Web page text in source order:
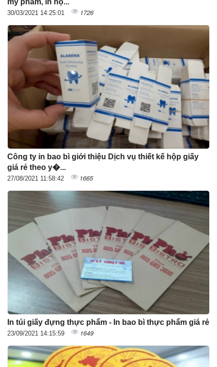
mỹ phẩm, in hộ...
30/03/2021 14:25:01 1726
Công ty in bao bì giới thiệu Dịch vụ thiết kế hộp giấy
giá rẻ theo y�...
27/08/2021 11:58:42 1665
In túi giấy đựng thực phẩm - In bao bì thực phẩm giá rẻ
23/09/2021 14:15:59 1649